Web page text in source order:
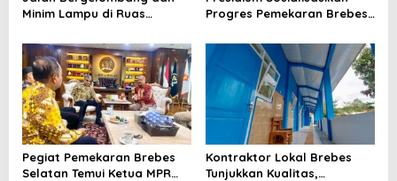
Minim Lampu di Ruas
Telan Korban, Innova
Hantam Pohon di
Bantarkawung
Progres Pemekaran Brebes
Pansus DPRD Jateng Jadi
Tahap Berikutnya
Pegiat Pemekaran Brebes
Selatan Temui Ketua MPR
Kontraktor Lokal Brebes
Tunjukkan Kualitas,